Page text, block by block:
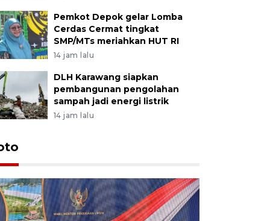
Pemkot Depok gelar Lomba
Cerdas Cermat tingkat
SMP/MTs meriahkan HUT RI
14 jam lalu
DLH Karawang siapkan
pembangunan pengolahan
sampah jadi energi listrik
14 jam lalu